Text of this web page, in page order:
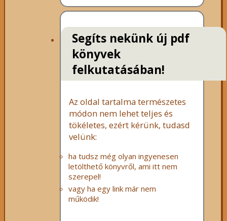
Segíts nekünk új pdf
könyvek
felkutatásában!
Az oldal tartalma természetes
módon nem lehet teljes és
tökéletes, ezért kérünk, tudasd
velünk:
ha tudsz még olyan ingyenesen
letölthető könyvről, ami itt nem
szerepel!
vagy ha egy link már nem
működik!